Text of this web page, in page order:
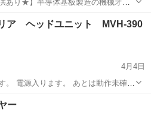
あり★】半導体基板製造の機械オペ
中★カップル＆友達同士の応募OK！
迎◎正社員登用制度あり！マイカー
県茅...
その他
ア ヘッドユニット MVH-390
4月4日
。 電源入ります。 あとは動作未確認
ー